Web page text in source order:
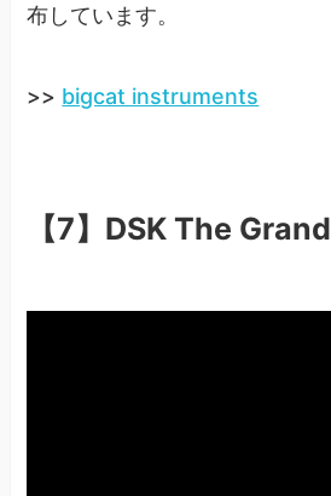
布しています。
>> bigcat instruments
【7】DSK The Grand